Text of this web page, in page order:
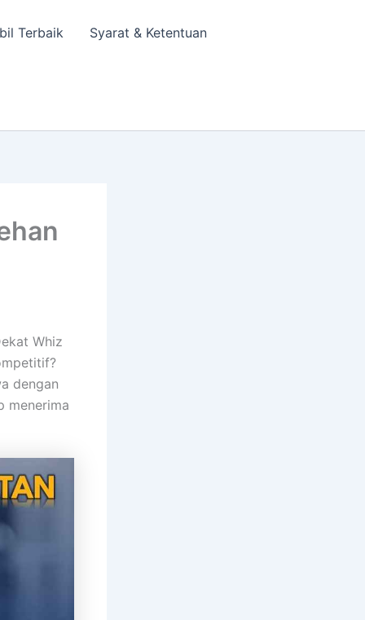
Terbaik Syarat & Ketentuan
Whiz
dengan
menerima